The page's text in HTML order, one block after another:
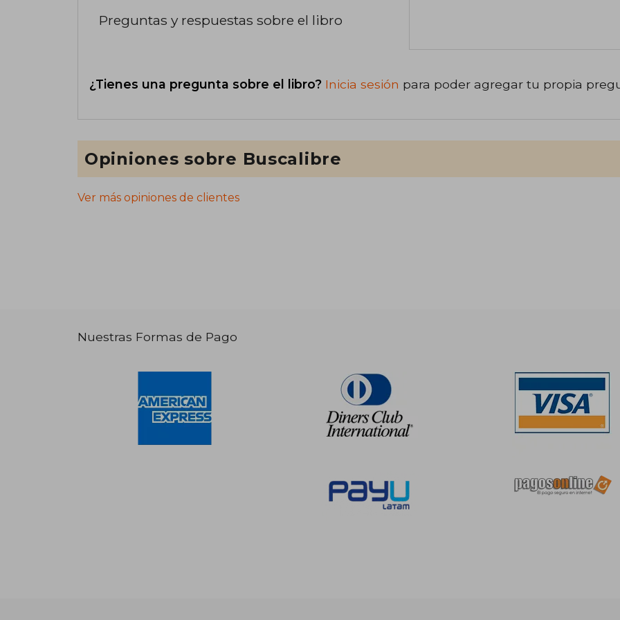
Preguntas y respuestas sobre el libro
¿Tienes una pregunta sobre el libro? Inicia sesión para poder agregar tu propia
Opiniones sobre Buscalibre
Ver más opiniones de clientes
Nuestras Formas de Pago